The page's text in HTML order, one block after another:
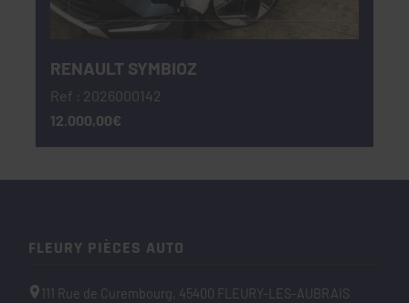
RENAULT SYMBIOZ
Ref : 2026000142
12.000,00€
FLEURY PIÈCES AUTO
111 Rue de Curembourg, 45400 FLEURY-LES-AUBRAIS